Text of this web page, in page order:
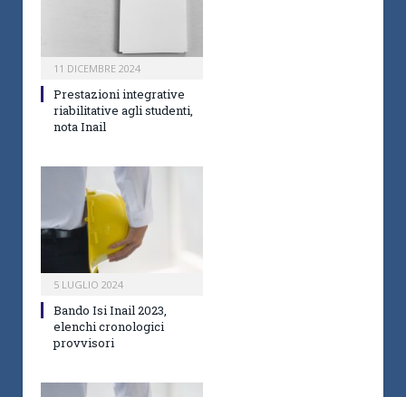
11 DICEMBRE 2024
Prestazioni integrative
riabilitative agli studenti,
nota Inail
5 LUGLIO 2024
Bando Isi Inail 2023,
elenchi cronologici
provvisori